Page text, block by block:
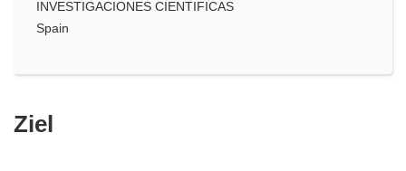
INVESTIGACIONES CIENTIFICAS
Spain
Ziel